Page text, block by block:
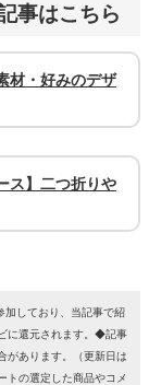
事はこちら
材・好みのデザ
ス】二つ折りや
しており、当記事で紹
に還元されます。◆記事
があります。（更新日は
トの選定した商品やコメ